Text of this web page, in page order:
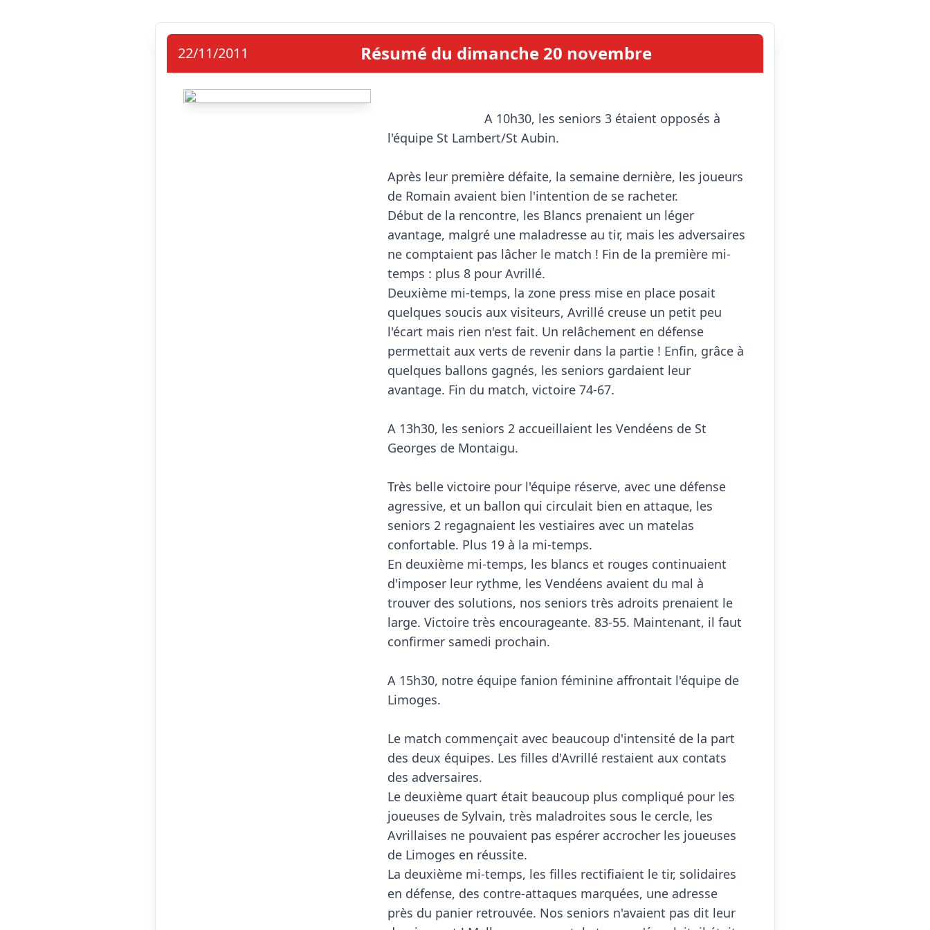
22/11/2011 Résumé du dimanche 20 novembre
                            A 10h30, les seniors 3 étaient opposés à
l'équipe St Lambert/St Aubin.
Après leur première défaite, la semaine dernière, les joueurs
de Romain avaient bien l'intention de se racheter.
Début de la rencontre, les Blancs prenaient un léger
avantage, malgré une maladresse au tir, mais les adversaires
ne comptaient pas lâcher le match ! Fin de la première mi-
temps : plus 8 pour Avrillé.
Deuxième mi-temps, la zone press mise en place posait
quelques soucis aux visiteurs, Avrillé creuse un petit peu
l'écart mais rien n'est fait. Un relâchement en défense
permettait aux verts de revenir dans la partie ! Enfin, grâce à
quelques ballons gagnés, les seniors gardaient leur
avantage. Fin du match, victoire 74-67.
A 13h30, les seniors 2 accueillaient les Vendéens de St
Georges de Montaigu.
Très belle victoire pour l'équipe réserve, avec une défense
agressive, et un ballon qui circulait bien en attaque, les
seniors 2 regagnaient les vestiaires avec un matelas
confortable. Plus 19 à la mi-temps.
En deuxième mi-temps, les blancs et rouges continuaient
d'imposer leur rythme, les Vendéens avaient du mal à
trouver des solutions, nos seniors très adroits prenaient le
large. Victoire très encourageante. 83-55. Maintenant, il faut
confirmer samedi prochain.
A 15h30, notre équipe fanion féminine affrontait l'équipe de
Limoges.
Le match commençait avec beaucoup d'intensité de la part
des deux équipes. Les filles d'Avrillé restaient aux contats
des adversaires.
Le deuxième quart était beaucoup plus compliqué pour les
joueuses de Sylvain, très maladroites sous le cercle, les
Avrillaises ne pouvaient pas espérer accrocher les joueuses
de Limoges en réussite.
La deuxième mi-temps, les filles rectifiaient le tir, solidaires
en défense, des contre-attaques marquées, une adresse
près du panier retrouvée. Nos seniors n'avaient pas dit leur